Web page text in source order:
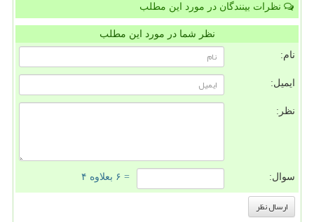
نظرات بینندگان در مورد این مطلب
نظر شما در مورد این مطلب
نام:
ایمیل:
نظر:
سوال: = ۶ بعلاوه ۴